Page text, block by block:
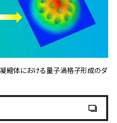
縮体における量子渦格子形成のダ